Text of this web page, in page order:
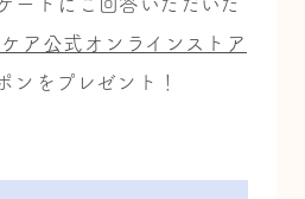
ートにご回答いただいた
ア公式オンラインストア
ンをプレゼント！